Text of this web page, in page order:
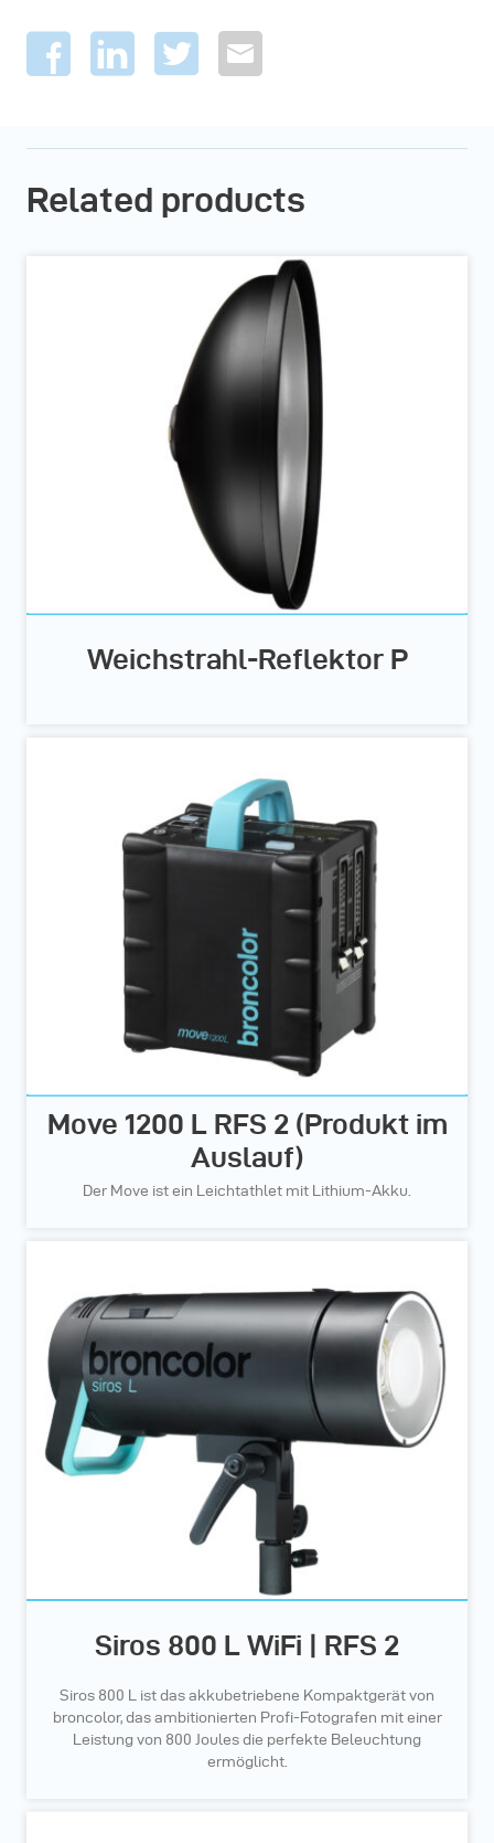
Related products
Weichstrahl-Reflektor P
Move 1200 L RFS 2 (Produkt im
Auslauf)
Der Move ist ein Leichtathlet mit Lithium-Akku.
Siros 800 L WiFi | RFS 2
Siros 800 L ist das akkubetriebene Kompaktgerät von
broncolor, das ambitionierten Profi-Fotografen mit einer
Leistung von 800 Joules die perfekte Beleuchtung
ermöglicht.